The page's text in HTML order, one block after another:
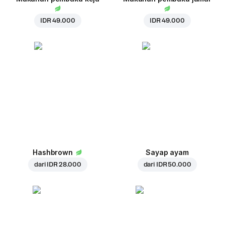
IDR 49.000 IDR 49.000
Hashbrown
dari IDR 28.000
Sayap ayam
dari IDR 50.000